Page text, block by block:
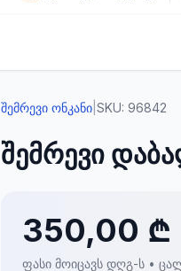
შემრევი ონკანი SKU: 96842
შემრევი
350,00 ₾
ფასი მოიცავს დღგ-ს •